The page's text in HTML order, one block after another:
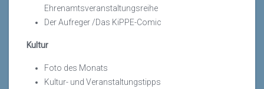
Ehrenamtsveranstaltungsreihe
Der Aufreger /Das KiPPE-Comic
Kultur
Foto des Monats
Kultur- und Veranstaltungstipps